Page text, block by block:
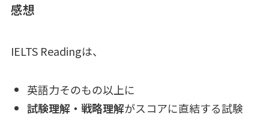
感想
IELTS Readingは、
英語力そのもの以上に
試験理解・戦略理解がスコアに直結する試験